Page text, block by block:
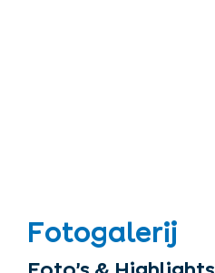
Fotogalerij
Foto’s & Highlights